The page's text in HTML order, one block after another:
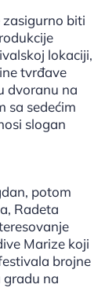
zasigurno biti
lokaciji,
tvrđave
dvoranu na
sa sedećim
slogan
potom
Radeta
Marize koji
brojne
gradu na